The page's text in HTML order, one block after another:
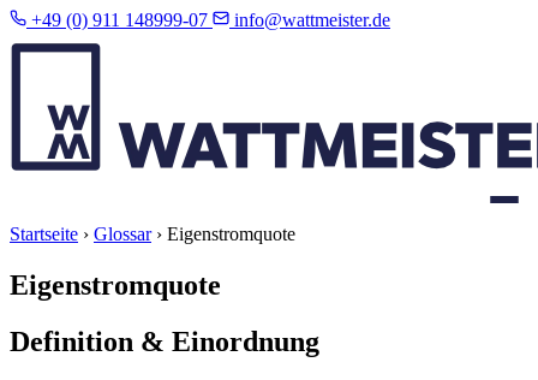
+49 (0) 911 148999-07 info@wattmeister.de
Startseite › Glossar› Eigenstromquote
Eigenstromquote
Definition & Einordnung